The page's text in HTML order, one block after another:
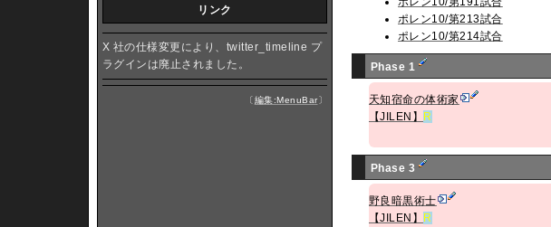
ポレン10/第213試合
ポレン10/第214試合
Phase 1
天知宿命の体術家
【JILEN】
R
Phase 3
野良暗黒術士
【JILEN】
R
リンク
X 社の仕様変更により、twitter_timeline プ
ラグインは廃止されました。
〔編集:MenuBar〕